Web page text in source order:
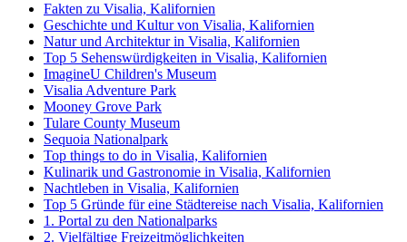
Fakten zu Visalia, Kalifornien
Geschichte und Kultur von Visalia, Kalifornien
Natur und Architektur in Visalia, Kalifornien
Top 5 Sehenswürdigkeiten in Visalia, Kalifornien
ImagineU Children's Museum
Visalia Adventure Park
Mooney Grove Park
Tulare County Museum
Sequoia Nationalpark
Top things to do in Visalia, Kalifornien
Kulinarik und Gastronomie in Visalia, Kalifornien
Nachtleben in Visalia, Kalifornien
Top 5 Gründe für eine Städtereise nach Visalia, Kalifornien
1. Portal zu den Nationalparks
2. Vielfältige Freizeitmöglichkeiten